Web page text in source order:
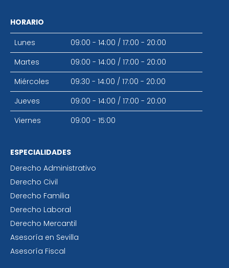
HORARIO
Lunes
09:00 - 14:00 / 17:00 - 20:00
Martes
09:00 - 14:00 / 17:00 - 20:00
Miércoles
09:30 - 14:00 / 17:00 - 20:00
Jueves
09:00 - 14:00 / 17:00 - 20:00
Viernes
09:00 - 15:00
ESPECIALIDADES
Derecho Administrativo
Derecho Civil
Derecho Familia
Derecho Laboral
Derecho Mercantil
Asesoría en Sevilla
Asesoría Fiscal